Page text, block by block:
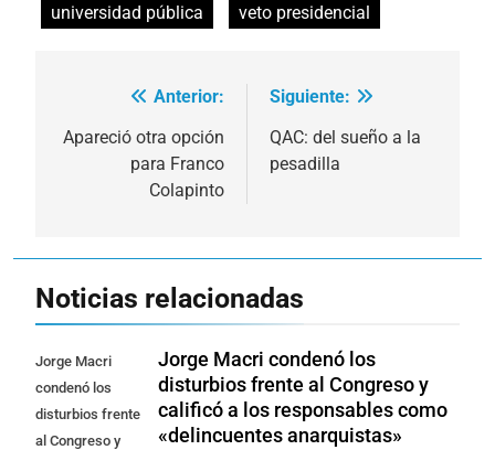
universidad pública
veto presidencial
Navegación
de
entradas
Anterior:
Apareció otra opción
para Franco
Colapinto
Siguiente:
QAC: del sueño a la
pesadilla
Noticias relacionadas
Jorge Macri
condenó los
disturbios frente
al Congreso y
Jorge Macri condenó los
disturbios frente al Congreso y
calificó a los responsables como
«delincuentes anarquistas»